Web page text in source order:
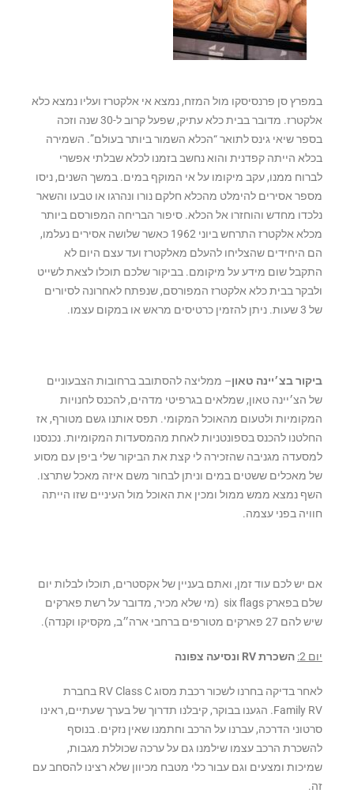
במפרץ סן פרנסיסקו מול המזח, נמצא אי אלקטרז ועליו נמצא כלא
אלקטרז. מדובר בבית כלא עתיק, שפעל קרוב ל-30 שנה וזכה
בספר שיאי גינס לתואר “הכלא השמור ביותר בעולם”. השמירה
בכלא הייתה קפדנית והוא נחשב בזמנו לכלא שבלתי אפשרי
לברוח ממנו, עקב מיקומו על אי המוקף במים. במשך השנים, ניסו
מספר אסירים להימלט מהכלא חלקם נורו ונהרגו או טבעו והשאר
נלכדו מחדש והוחזרו אל הכלא. סיפור הבריחה המפורסם ביותר
מכלא אלקטרז התרחש ביוני 1962 כאשר שלושה אסירים נעלמו,
הם היחידים שהצליחו להעלם מאלקטרז ועד עצם היום לא
התקבל שום מידע על מיקומם. בביקור שלכם תוכלו לצאת לשייט
ולבקר בביתכלא אלקטרז המפורסם, שנפתח לאחרונה לסיורים
של 3 שעות. ניתן להזמין כרטיסים מראש או במקום עצמו.
ביקור בצ׳יינה טאון– ממליצה להסתובב ברחובות הצבעוניים
של הצ׳יינה טאון, שמלאים בגרפיטי מדהים, להכנס לחנויות
המקומיות ולטעום מהאוכל המקומי. תפס אותנו גשם מטורף, אז
החלטנו להכנס בספונטניות לאחת מהמסעדות המקומיות. נכנסנו
למסעדה מגניבה שהזכירה לי קצת את הביקור שלי ביפן עם מסוע
של מאכלים ששטים במים וניתן לבחור משם איזה מאכל שתרצו.
השף נמצא ממש ממול ומכין את האוכל מול העיניים שזו הייתה
חוויה בפני עצמה.
אם יש לכם עוד זמן, ואתם בעניין של אקסטרים, תוכלו לבלות יום
שלם בפארק six flags (מי שלא מכיר, מדובר על רשת פארקים
שיש להם 27 פארקים מטורפים ברחבי ארה״ב, מקסיקו וקנדה).
יום 2: השכרת RV ונסיעה צפונה
לאחר בדיקה בחרנו לשכור רכבת מסוג RV Class C בחברת
Family RV. הגענו בבוקר, קיבלנו תדרוך של בערך שעתיים, ראינו
סרטוני הדרכה, עברנו על הרכב וחתמנו שאין נזקים. בנוסף
להשכרת הרכב עצמו שילמנו גם על ערכה שכוללת מגבות,
שמיכות ומצעים וגם עבור כלי מטבח מכיוון שלא רצינו להסחב עם
זה.